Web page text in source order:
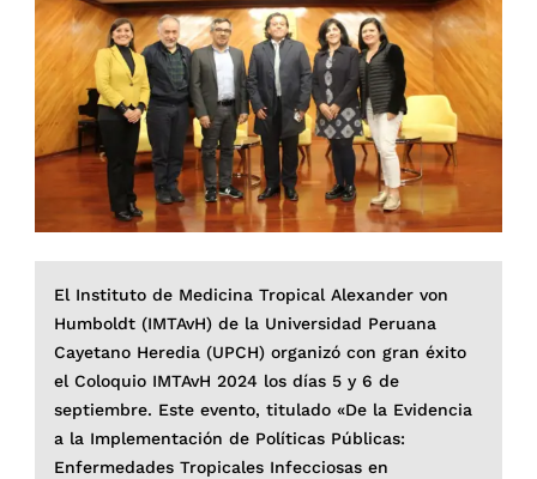
El Instituto de Medicina Tropical Alexander von
Humboldt (IMTAvH) de la Universidad Peruana
Cayetano Heredia (UPCH) organizó con gran éxito
el Coloquio IMTAvH 2024 los días 5 y 6 de
septiembre. Este evento, titulado «De la Evidencia
a la Implementación de Políticas Públicas:
Enfermedades Tropicales Infecciosas en